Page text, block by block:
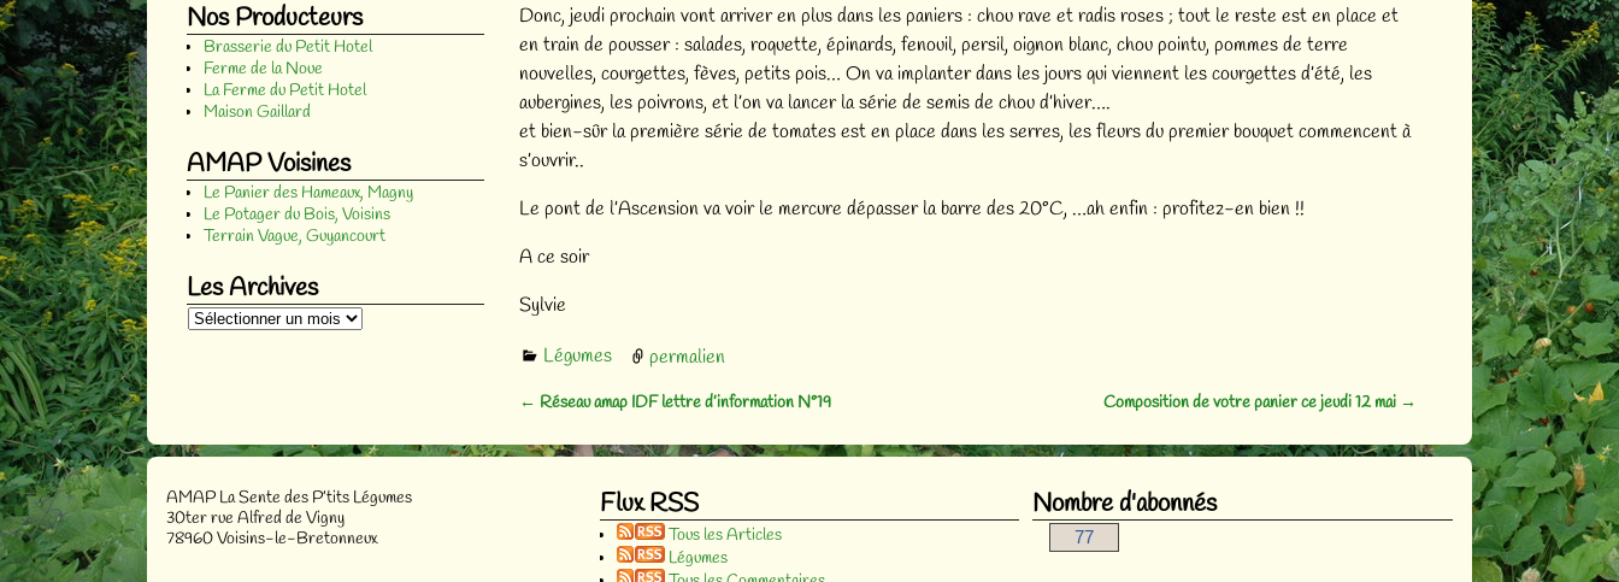
Donc, jeudi prochain vont arriver en plus dans les paniers : chou rave et radis roses ; tout le reste est en place et
en train de pousser : salades, roquette, épinards, fenouil, persil, oignon blanc, chou pointu, pommes de terre
nouvelles, courgettes, fèves, petits pois… On va implanter dans les jours qui viennent les courgettes d’été, les
aubergines, les poivrons, et l’on va lancer la série de semis de chou d’hiver….
et bien-sûr la première série de tomates est en place dans les serres, les fleurs du premier bouquet commencent à
s’ouvrir..
Le pont de l’Ascension va voir le mercure dépasser la barre des 20°C, …ah enfin : profitez-en bien !!
A ce soir
Sylvie
Légumes permalien
← Réseau amap IDF lettre d’information N°19 Composition de votre panier ce jeudi 12 mai →
Nos Producteurs
Brasserie du Petit Hotel
Ferme de la Noue
La Ferme du Petit Hotel
Maison Gaillard
AMAP Voisines
Le Panier des Hameaux, Magny
Le Potager du Bois, Voisins
Terrain Vague, Guyancourt
Les Archives
AMAP La Sente des P’tits Légumes
30ter rue Alfred de Vigny
78960 Voisins-le-Bretonneux
Flux RSS
Tous les Articles
Légumes
Nombre d'abonnés
77